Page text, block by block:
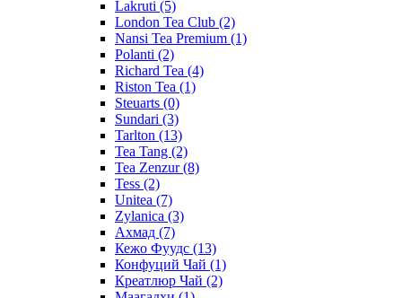
Lakruti (5)
London Tea Club (2)
Nansi Tea Premium (1)
Polanti (2)
Richard Tea (4)
Riston Tea (1)
Steuarts (0)
Sundari (3)
Tarlton (13)
Tea Tang (2)
Tea Zenzur(8)
Tess (2)
Unitea (7)
Zylanica (3)
Ахмад (7)
Кежо Фуудс (13)
Конфуций Чай (1)
Креатлюр Чай (2)